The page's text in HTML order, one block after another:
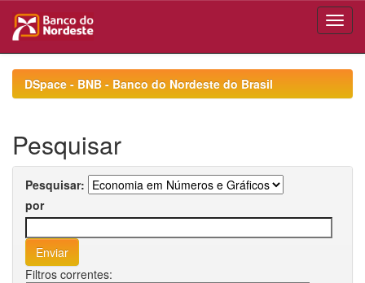
navigationDSpace - BNB - Banco do Nordeste do Brasil
Pesquisar
Pesquisar:
por
Filtros correntes: